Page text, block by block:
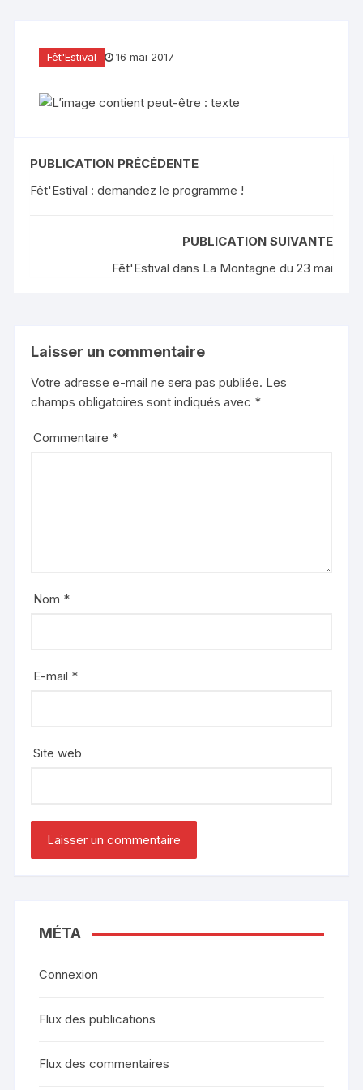
Fêt'Estival 16 mai 2017
PUBLICATION PRÉCÉDENTE
Fêt'Estival : demandez le programme !
PUBLICATION SUIVANTE
Fêt'Estival dans La Montagne du 23 mai
Laisser un commentaire
Votre adresse e-mail ne sera pas publiée. Les
champs obligatoires sont indiqués avec *
Commentaire *
Nom *
E-mail *
Site web
MÉTA
Connexion
Flux des publications
Flux des commentaires